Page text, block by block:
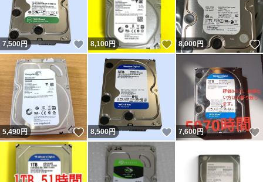
7,500円 いいね！
8,100円 いいね！
8,000円
5,490円 いいね！
8,500円 いいね！
7,600円